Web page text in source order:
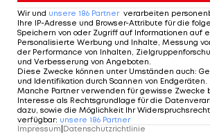
oder Italien im engeren
Das ist Deutschlands Kader
Heim-EM 2024
Wir und unsere 186 Partner verarbeiten
Ihre IP-Adresse und Browser-Attribute für die
Speichern von oder Zugriff auf Informationen auf
Personalisierte Werbung und Inhalte, Messung
der Performance von Inhalten,
und Verbesserung von Angeboten
Diese Zwecke können unter Umständen auch:
und Identifikation durch Scannen von Endgeräten
Manche Partner verwenden für gewisse Zwecke
Interesse als Rechtsgrundlage für die
dazu, sowie die Möglichkeit Ihr
verfügbar: unsere 186 Partner
Impressum|Datenschutzrichtlinie